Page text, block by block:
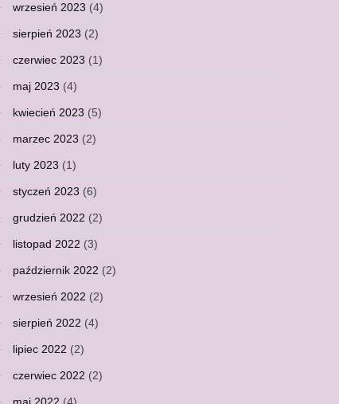
wrzesień 2023 (4)
sierpień 2023 (2)
czerwiec 2023 (1)
maj 2023 (4)
kwiecień 2023 (5)
marzec 2023 (2)
luty 2023 (1)
styczeń 2023 (6)
grudzień 2022 (2)
listopad 2022 (3)
październik 2022 (2)
wrzesień 2022 (2)
sierpień 2022 (4)
lipiec 2022 (2)
czerwiec 2022 (2)